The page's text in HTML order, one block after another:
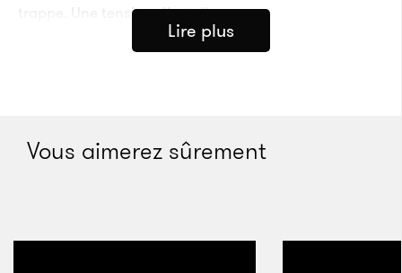
trappe. Une tension s’installe.
Lire plus
Vous aimerez sûrement